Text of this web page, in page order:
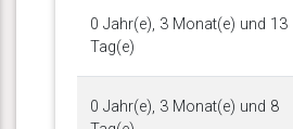
0 Jahr(e), 3 Monat(e) und 13
Tag(e)
0 Jahr(e), 3 Monat(e) und 8